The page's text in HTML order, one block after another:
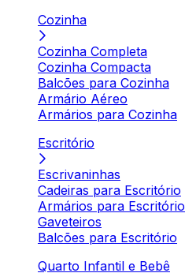
Cozinha
Cozinha Completa
Cozinha Compacta
Balcões para Cozinha
Armário Aéreo
Armários para Cozinha
Escritório
Escrivaninhas
Cadeiras para Escritório
Armários para Escritório
Gaveteiros
Balcões para Escritório
Quarto Infantil e Bebê